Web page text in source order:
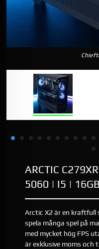
ARCTIC
5060 | I5 | 16GB
Arctic X2 är en
spela många spel på
med mycket hög FPS
är exklusive moms och